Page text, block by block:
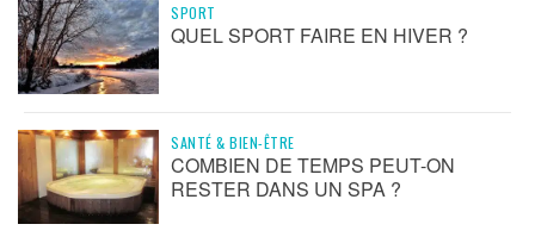
SPORT
QUEL SPORT FAIRE EN HIVER ?
SANTÉ & BIEN-ÊTRE
COMBIEN DE TEMPS PEUT-ON
RESTER DANS UN SPA ?